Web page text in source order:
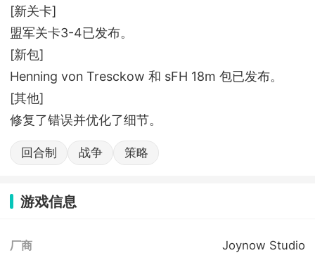
[新关卡]
盟军关卡3-4已发布。
[新包]
Henning von Tresckow 和 sFH 18m 包已发布。
[其他]
修复了错误并优化了细节。
回合制 战争 策略
游戏信息
厂商 Joynow Studio